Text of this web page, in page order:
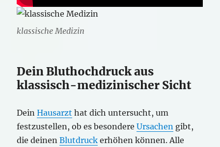
klassische Medizin
Dein Bluthochdruck aus
klassisch-medizinischer Sicht
DeinHausarzt hat dich untersucht, um
festzustellen, ob es besondereUrsachen gibt,
die deinenBlutdruck erhöhen können. Alle